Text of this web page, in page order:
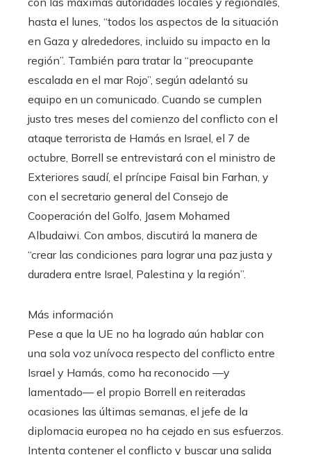
hasta el lunes, “todos los aspectos de la situación
en Gaza y alrededores, incluido su impacto en la
región”. También para tratar la “preocupante
escalada en el mar Rojo”, según adelantó su
equipo en un comunicado. Cuando se cumplen
justo tres meses del comienzo del conflicto con el
ataque terrorista de Hamás en Israel, el 7 de
octubre, Borrell se entrevistará con el ministro de
Exteriores saudí, el príncipe Faisal bin Farhan, y
con el secretario general del Consejo de
Cooperación del Golfo, Jasem Mohamed
Albudaiwi. Con ambos, discutirá la manera de
“crear las condiciones para lograr una paz justa y
duradera entre Israel, Palestina y la región”.
Más información
Pese a que la UE no ha logrado aún hablar con
una sola voz unívoca respecto del conflicto entre
Israel y Hamás, como ha reconocido —y
lamentado— el propio Borrell en reiteradas
ocasiones las últimas semanas, el jefe de la
diplomacia europea no ha cejado en sus esfuerzos.
Intenta contener el conflicto y buscar una salida